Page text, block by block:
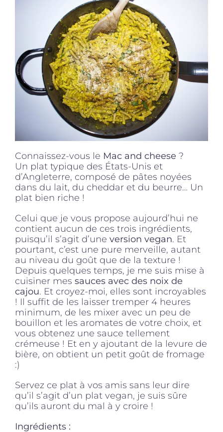
Produits sains
Click and collect
Traiteur
Accessoires
Offres
Connaissez-vous le Mac and cheese ?
Un plat typique des États-Unis et
d’Angleterre, composé de pâtes noyées
dans du lait, du cheddar et du beurre… Un
plat bien riche !
Celui que je vous propose aujourd’hui ne
contient aucun de ces trois ingrédients,
puisqu’il s’agit d’une version vegan. Et
pourtant, c’est une pure merveille, autant
au niveau du goût que de la texture !
Depuis quelques temps, je me suis mise à
cuisiner mes sauces avec des noix de
cajou. Et croyez-moi, elles sont incroyables
! Il suffit de les laisser tremper 4 heures
minimum, de les mixer avec un peu de
bouillon et les aromates de votre choix, et
vous obtenez une sauce tellement
crémeuse ! Et en y ajoutant de la levure de
bière, on obtient un petit goût de fromage
:)
Servez ce plat à vos amis sans leur dire
qu’il s’agit d’un plat vegan, je suis sûre
qu’ils auront du mal à y croire !
Ingrédients :